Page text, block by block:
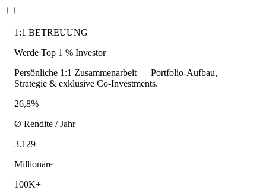
1:1 BETREUUNG
Werde Top 1 % Investor
Persönliche 1:1 Zusammenarbeit — Portfolio-Aufbau,
Strategie & exklusive Co-Investments.
26,8%
Ø Rendite / Jahr
3.129
Millionäre
100K+